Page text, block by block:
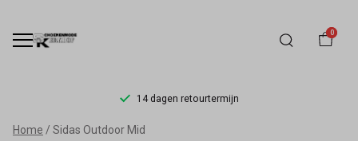
0
14 dagen retourtermijn
Sidas
Home Sidas Outdoor Mid